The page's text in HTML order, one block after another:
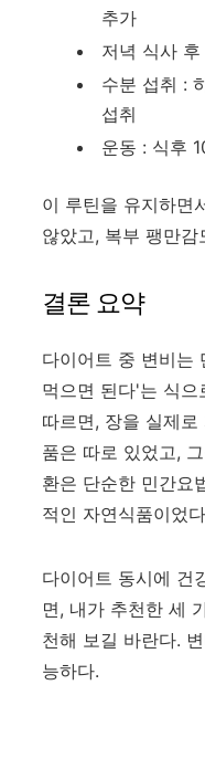
추가
저녁 식사
수분 섭취 :
섭취
운동 : 식후
이 루틴을 유지하면
않았고, 복부 팽만
결론 요약
다이어트 중 변비는
먹으면 된다'는 식으
따르면, 장을 실제
품은 따로 있었고,
환은 단순한 민간요
적인 자연식품이었
다이어트 동시에 건
면, 내가 추천한 세
천해 보길 바란다.
능하다.